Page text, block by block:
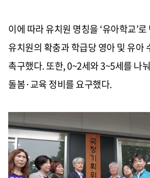
이에 따라 유치원 명칭을‘유아학교’로
유치원의 확충과 학급당 영아 및 유아
촉구했다.또한, 0~2세와3~5세를 나
돌봄·교육 정비를 요구했다.